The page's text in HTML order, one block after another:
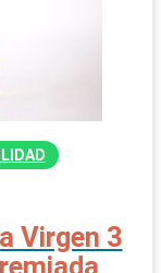
Virgen 3